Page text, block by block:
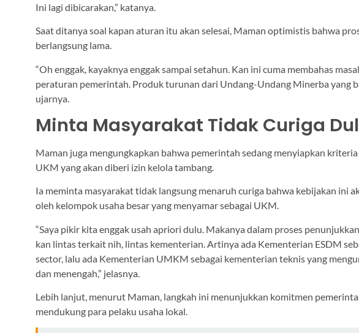
Ini lagi dibicarakan,” katanya.
Saat ditanya soal kapan aturan itu akan selesai, Maman optimistis bahwa
berlangsung lama.
“Oh enggak, kayaknya enggak sampai setahun. Kan ini cuma membahas
peraturan pemerintah. Produk turunan dari Undang-Undang Minerba yang
ujarnya.
Minta Masyarakat Tidak Curiga
Maman juga mengungkapkan bahwa pemerintah sedang menyiapkan kriteria
UKM yang akan diberi izin kelola tambang.
Ia meminta masyarakat tidak langsung menaruh curiga bahwa kebijakan ini
oleh kelompok usaha besar yang menyamar sebagai UKM.
“Saya pikir kita enggak usah apriori dulu. Makanya dalam proses
kan lintas terkait nih, lintas kementerian. Artinya ada Kementerian ESDM
sector, lalu ada Kementerian UMKM sebagai kementerian teknis yang
dan menengah,” jelasnya.
Lebih lanjut, menurut Maman, langkah ini menunjukkan komitmen
mendukung para pelaku usaha lokal.